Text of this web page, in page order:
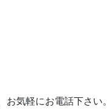
気軽にお電話下さい。